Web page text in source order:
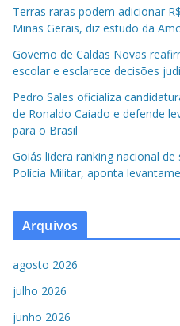
Terras raras podem adicionar
Minas Gerais, diz estudo da
Governo de Caldas Novas
escolar e esclarece decisões
Pedro Sales oficializa
de Ronaldo Caiado e defende
para o Brasil
Goiás lidera ranking nacional
Polícia Militar, aponta
Arquivos
agosto 2026
julho 2026
junho 2026